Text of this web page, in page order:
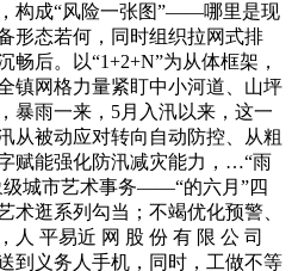
构成“风险一张图”——哪里是现
形态若何，同时组织拉网式排
后。以“1+2+N”为从体框架，
镇网格力量紧盯中小河道、山坪
暴雨一来，5月入汛以来，这一
从被动应对转向自动防控、从粗
赋能强化防汛减灾能力，…“雨
级城市艺术事务——“的六月”四
术逛系列勾当；不竭优化预警、
人 平易近 网 股 份 有 限 公 司
到义务人手机，同时，工做不等